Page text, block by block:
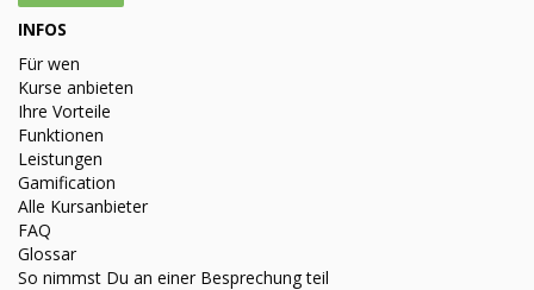
INFOS
Für wen
Kurse anbieten
Ihre Vorteile
Funktionen
Leistungen
Gamification
Alle Kursanbieter
FAQ
Glossar
So nimmst Du an einer Besprechung teil